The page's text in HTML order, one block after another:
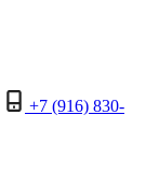
+7 (916) 830-